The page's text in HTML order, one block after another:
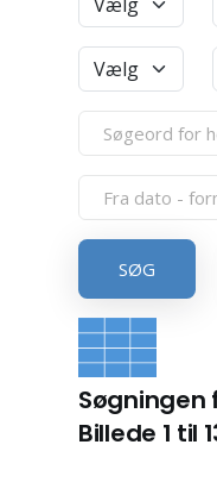
SØG
Søgningen
Billede 1 til